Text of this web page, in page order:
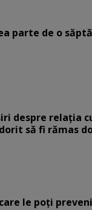
parte de o
despre relația
să fi rămas
le poți